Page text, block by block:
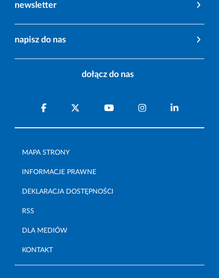
newsletter
napisz do nas
dołącz do nas
MAPA STRONY
INFORMACJE PRAWNE
DEKLARACJA DOSTĘPNOŚCI
RSS
DLA MEDIÓW
KONTAKT